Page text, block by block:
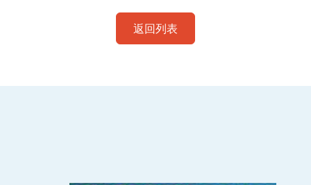
返回列表